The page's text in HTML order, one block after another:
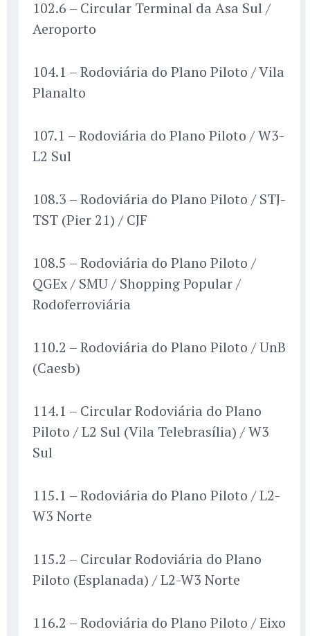
102.6 – Circular Terminal da Asa Sul /
Aeroporto
104.1 – Rodoviária do Plano Piloto / Vila
Planalto
107.1 – Rodoviária do Plano Piloto / W3-
L2 Sul
108.3 – Rodoviária do Plano Piloto / STJ-
TST (Pier 21) / CJF
108.5 – Rodoviária do Plano Piloto /
QGEx / SMU / Shopping Popular /
Rodoferroviária
110.2 – Rodoviária do Plano Piloto / UnB
(Caesb)
114.1 – Circular Rodoviária do Plano
Piloto / L2 Sul (Vila Telebrasília) / W3
Sul
115.1 – Rodoviária do Plano Piloto / L2-
W3 Norte
115.2 – Circular Rodoviária do Plano
Piloto (Esplanada) / L2-W3 Norte
116.2 – Rodoviária do Plano Piloto / Eixo